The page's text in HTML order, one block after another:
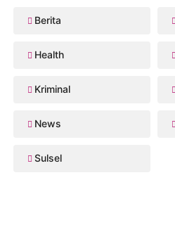
Berita
Health
Kriminal
News
Sulsel